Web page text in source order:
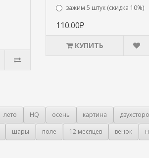
зажим 5 штук (скидка 10%)
110.00₽
КУПИТЬ
лето HQ осень картина
шары поле 12 месяцев венок